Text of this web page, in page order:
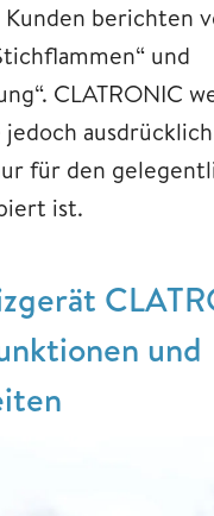
Kunden berichten
und
CLATRONIC
für den
ist.
und